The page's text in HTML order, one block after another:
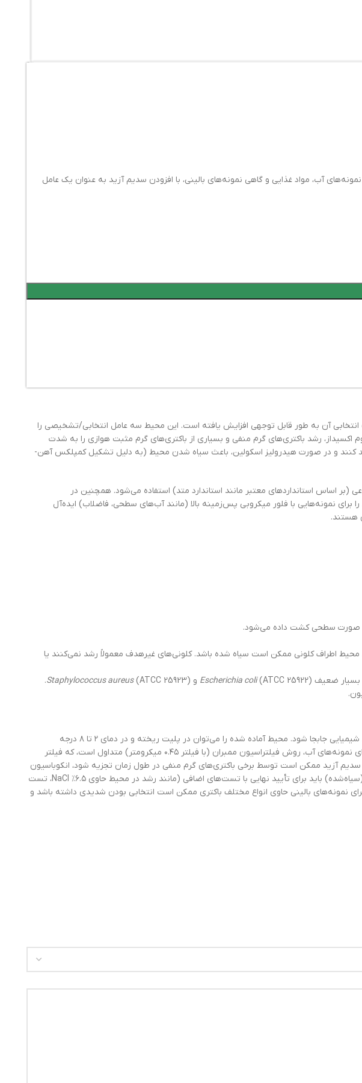
آب، مواد غذایی و گاهی نمونه‌های بالینی، با افزودن سدیم آزید به عنوان یک عامل
آن به طور قابل توجهی افزایش یافته است. این محیط سه عامل انتخابی/تشخیصی را
اکسیداز، رشد باکتری‌های گرم منفی و بسیاری از باکتری‌های گرم مثبت هوازی را به شدت
و در صورت هیدرولیز اسکولین، باعث سیاه شدن محیط (به دلیل تشکیل کمپلکس آهن-
اساس استانداردهای معتبر مانند استاندارد متد) استفاده می‌شود. همچنین در
برای نمونه‌هایی با فلور میکروبی پس‌زمینه بالا (مانند آب‌های سطحی، فاضلاب) ایده‌آل
هستند.
صورت سطحی کشت داده می‌شود.
محیط اطراف کلونی ممکن است سیاه شده باشد. کلونی‌های غیرهدف معمولاً رشد نمی‌کنند یا
Escherichia coli(ATCC 25922) و Staphylococcus aureus(ATCC 25923).
حاوی سدیم آزید (ماده‌ای سمی) است و باید با احتیاط کامل و طبق پروتکل‌های ایمنی شیمیایی جابجا شود. محیط آماده شده را می‌توان در پلیت ریخته و در دمای ۲ تا ۸ درجه
سانتی‌گراد و در کیسه‌های پلاستیکی بسته برای حداکثر دو هفته نگهداری کرد. قبل از استفاده، پلیت‌ها باید به دمای اتاق برسند. برای نمونه‌های آب، روش فیلتراسیون ممبران (با فیلتر ۰.۴۵ میکرومتر) متداول است، که فیلتر
آزید ممکن است توسط برخی باکتری‌های گرم منفی در طول زمان تجزیه شود، انکوباسیون
بیش از ۴۸ ساعت توصیه نمی‌شود. سیاه شدن ممکن است در اطراف کلونی یا در کل محیط زیر فیلتر رخ دهد. کلونی‌های مشکوک (سیاه‌شده) باید برای تأیید نهایی با تست‌های اضافی (مانند رشد در محیط حاوی ۶.۵٪ NaCl، تست
نمونه‌های بالینی حاوی انواع مختلف باکتری ممکن است انتخابی بودن شدیدی داشته باشد و